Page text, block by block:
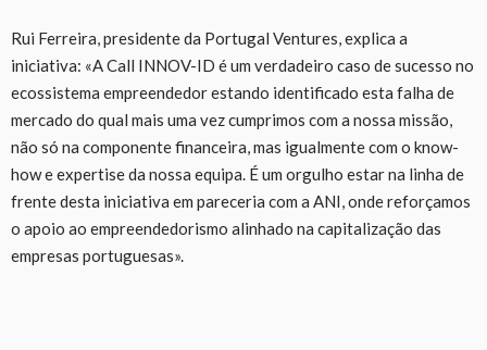
Rui Ferreira, presidente da Portugal Ventures, explica a
iniciativa: «A Call INNOV-ID é um verdadeiro caso de sucesso no
ecossistema empreendedor estando identificado esta falha de
mercado do qual mais uma vez cumprimos com a nossa missão,
não só na componente financeira, mas igualmente com o know-
how e expertise da nossa equipa. É um orgulho estar na linha de
frente desta iniciativa em pareceria com a ANI, onde reforçamos
o apoio ao empreendedorismo alinhado na capitalização das
empresas portuguesas».